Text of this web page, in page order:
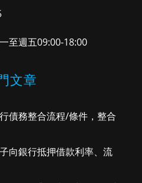
至週五09:00-18:00
文章
債務整合流程/條件，整合
向銀行抵押借款利率、流